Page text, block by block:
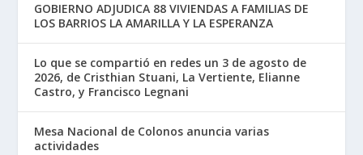
GOBIERNO ADJUDICA 88 VIVIENDAS A FAMILIAS DE
LOS BARRIOS LA AMARILLA Y LA ESPERANZA
Lo que se compartió en redes un 3 de agosto de
2026, de Cristhian Stuani, La Vertiente, Elianne
Castro, y Francisco Legnani
Mesa Nacional de Colonos anuncia varias
actividades